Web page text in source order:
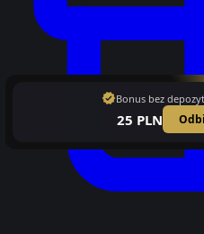
verifiedBonus bez
25 PLN